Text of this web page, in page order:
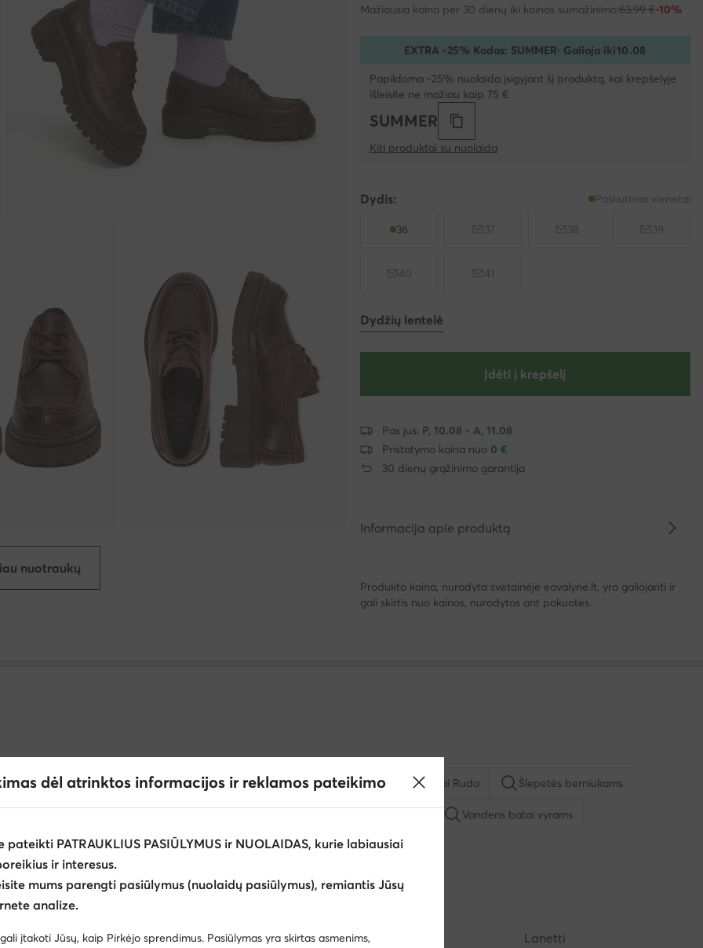
nuotraukų
Mažiausia kaina per 30 dienų iki kainos sumažinimo:63,99 €-10%
EXTRA -25% Kodas: SUMMER· Galioja iki10.08
Papildoma -25% nuolaida įsigyjant šį produktą, kai krepšelyje
išleisite ne mažiau kaip 75 €
SUMMER
Kiti produktai su nuolaida
Dydis: Paskutiniai vienetai
36 37 38 39
40 41
Dydžių lentelė
Įdėti į krepšelį
Pas jus: P, 10.08 - A, 11.08
Pristatymo kaina nuo 0 €
30 dienų grąžinimo garantija
Informacija apie produktą
Produkto kaina, nurodyta svetainėje eavalyne.lt, yra galiojanti ir
gali skirtis nuo kainos, nurodytos ant pakuotės.
Raw Plokščiapadžiai batai moterims G-Star Raw Plokščiapadžiai pusbačiai Ruda Šlepetės berniukams
Reebok Vandens batai vyrams
Batai kovos menams vyrams Vandens batai vaikams
berniukams Batai vaikams adidas Espadrilės mergaitėms
Šlepetės mergaitėms
Batai mergaitėms Reebok
Barbour Billabong Juicy Couture
Lanetti
dėl atrinktos informacijos ir reklamos pateikimo
pateikti PATRAUKLIUS PASIŪLYMUS ir NUOLAIDAS, kurie labiausiai
ir interesus.
mums parengti pasiūlymus (nuolaidų pasiūlymus), remiantis Jūsų
analize.
įtakoti Jūsų, kaip Pirkėjo sprendimus. Pasiūlymas yra skirtas asmenims,